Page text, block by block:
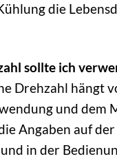
die
sollte ich
Drehzahl hängt
und dem
Angaben auf der
in der